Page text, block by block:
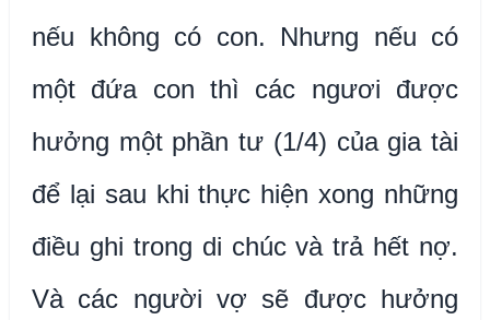
nếu không có con. Nhưng nếu có
một đứa con thì các ngươi được
hưởng một phần tư (1/4) của gia tài
để lại sau khi thực hiện xong những
điều ghi trong di chúc và trả hết nợ.
Và các người vợ sẽ được hưởng